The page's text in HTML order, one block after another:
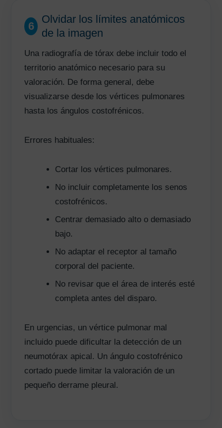
6
Olvidar los límites anatómicos
de la imagen
Una radiografía de tórax debe incluir todo el
territorio anatómico necesario para su
valoración. De forma general, debe
visualizarse desde los vértices pulmonares
hasta los ángulos costofrénicos.
Errores habituales:
Cortar los vértices pulmonares.
No incluir completamente los senos
costofrénicos.
Centrar demasiado alto o demasiado
bajo.
No adaptar el receptor al tamaño
corporal del paciente.
No revisar que el área de interés esté
completa antes del disparo.
En urgencias, un vértice pulmonar mal
incluido puede dificultar la detección de un
neumotórax apical. Un ángulo costofrénico
cortado puede limitar la valoración de un
pequeño derrame pleural.